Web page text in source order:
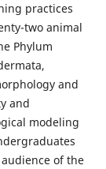
practices
two animal
Phylum
and
and
modeling
of the